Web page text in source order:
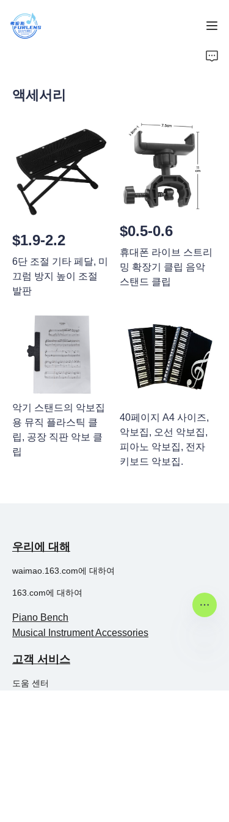
액세서리
$1.9-2.2
6단 조절 기타 페달, 미
끄럼 방지 높이 조절
발판
$0.5-0.6
휴대폰 라이브 스트리
밍 확장기 클립 음악
스탠드 클립
악기 스탠드의 악보집
용 뮤직 플라스틱 클
립, 공장 직판 악보 클
립
40페이지 A4 사이즈,
악보집, 오선 악보집,
피아노 악보집, 전자
키보드 악보집.
우리에 대해
waimao.163.com에 대하여
163.com에 대하여
Piano Bench
Musical Instrument Accessories
고객 서비스
도움 센터
제품
뉴스
KO